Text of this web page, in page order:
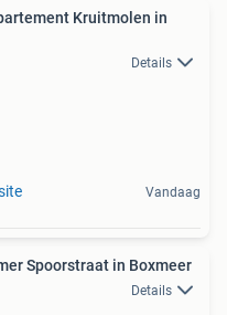
Kruitmolen in
Details
Vandaag
Spoorstraat in Boxmeer
Details